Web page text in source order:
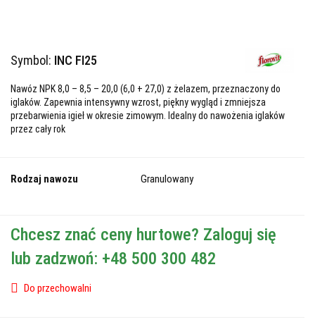
Symbol: INC FI25
Nawóz NPK 8,0 – 8,5 – 20,0 (6,0 + 27,0) z żelazem, przeznaczony do
iglaków. Zapewnia intensywny wzrost, piękny wygląd i zmniejsza
przebarwienia igieł w okresie zimowym. Idealny do nawożenia iglaków
przez cały rok
Rodzaj nawozu Granulowany
Chcesz znać ceny hurtowe? Zaloguj się
lub zadzwoń: +48 500 300 482
Do przechowalni